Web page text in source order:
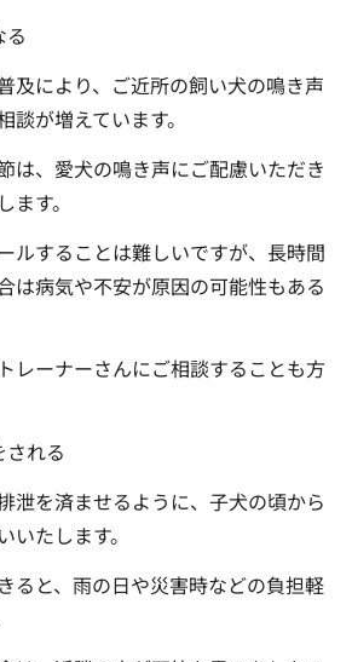
る
及により、ご近所の飼い犬の鳴き声
が増えています。
は、愛犬の鳴き声にご配慮いただき
す。
ルすることは難しいですが、長時間
は病気や不安が原因の可能性もある
レーナーさんにご相談することも方
れる
泄を済ませるように、子犬の頃から
いたします。
ると、雨の日や災害時などの負担軽